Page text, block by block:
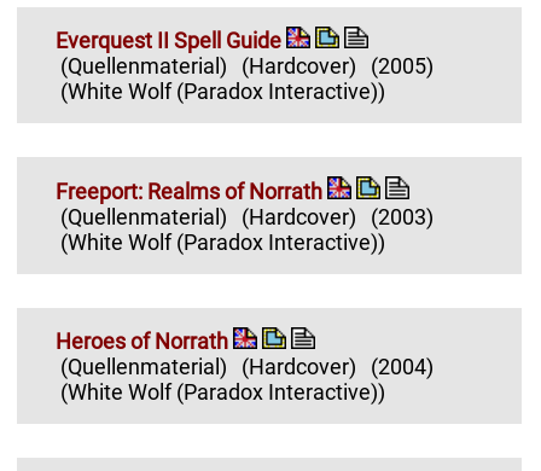
Everquest II Spell Guide
(Quellenmaterial)
(Hardcover)
(2005)
(White Wolf (Paradox Interactive))
Freeport: Realms of Norrath
(Quellenmaterial)
(Hardcover)
(2003)
(White Wolf (Paradox Interactive))
Heroes of Norrath
(Quellenmaterial)
(Hardcover)
(2004)
(White Wolf (Paradox Interactive))